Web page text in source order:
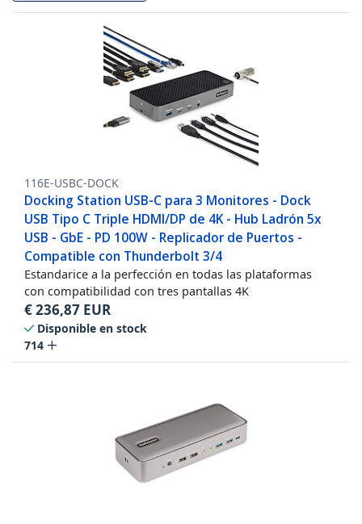
116E-USBC-DOCK
Docking Station USB-C para 3 Monitores - Dock
USB Tipo C Triple HDMI/DP de 4K - Hub Ladrón 5x
USB - GbE - PD 100W - Replicador de Puertos -
Compatible con Thunderbolt 3/4
Estandarice a la perfección en todas las plataformas
con compatibilidad con tres pantallas 4K
€236,87 EUR
Disponible en stock
714